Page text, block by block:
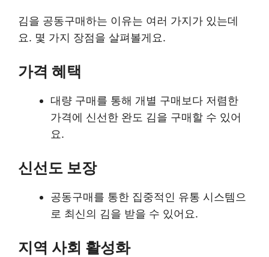
김을 공동구매하는 이유는 여러 가지가 있는데
요. 몇 가지 장점을 살펴볼게요.
가격 혜택
대량 구매를 통해 개별 구매보다 저렴한
가격에 신선한 완도 김을 구매할 수 있어
요.
신선도 보장
공동구매를 통한 집중적인 유통 시스템으
로 최신의 김을 받을 수 있어요.
지역 사회 활성화